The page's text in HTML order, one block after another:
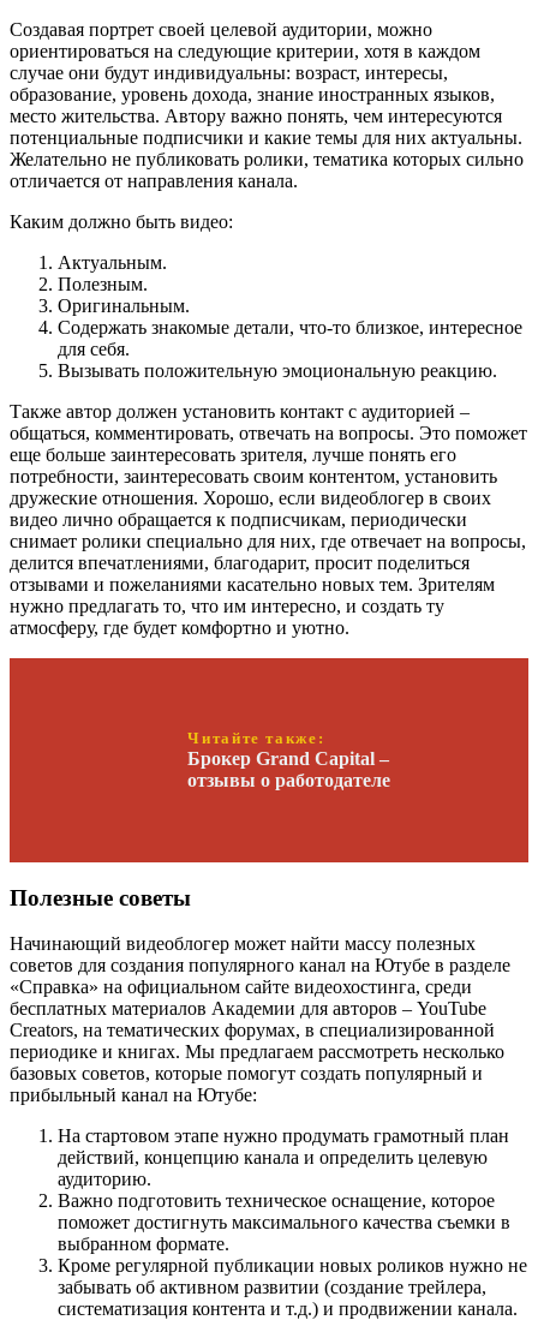
Создавая портрет своей целевой аудитории, можно
ориентироваться на следующие критерии, хотя в каждом
случае они будут индивидуальны: возраст, интересы,
образование, уровень дохода, знание иностранных языков,
место жительства. Автору важно понять, чем интересуются
потенциальные подписчики и какие темы для них актуальны.
Желательно не публиковать ролики, тематика которых сильно
отличается от направления канала.
Каким должно быть видео:
Актуальным.
Полезным.
Оригинальным.
Содержать знакомые детали, что-то близкое, интересное
для себя.
Вызывать положительную эмоциональную реакцию.
Также автор должен установить контакт с аудиторией –
общаться, комментировать, отвечать на вопросы. Это поможет
еще больше заинтересовать зрителя, лучше понять его
потребности, заинтересовать своим контентом, установить
дружеские отношения. Хорошо, если видеоблогер в своих
видео лично обращается к подписчикам, периодически
снимает ролики специально для них, где отвечает на вопросы,
делится впечатлениями, благодарит, просит поделиться
отзывами и пожеланиями касательно новых тем. Зрителям
нужно предлагать то, что им интересно, и создать ту
атмосферу, где будет комфортно и уютно.
Читайте также:
Брокер Grand Capital –
отзывы о работодателе
Полезные советы
Начинающий видеоблогер может найти массу полезных
советов для создания популярного канал на Ютубе в разделе
«Справка» на официальном сайте видеохостинга, среди
бесплатных материалов Академии для авторов – YouTube
Creators, на тематических форумах, в специализированной
периодике и книгах. Мы предлагаем рассмотреть несколько
базовых советов, которые помогут создать популярный и
прибыльный канал на Ютубе:
На стартовом этапе нужно продумать грамотный план
действий, концепцию канала и определить целевую
аудиторию.
Важно подготовить техническое оснащение, которое
поможет достигнуть максимального качества съемки в
выбранном формате.
Кроме регулярной публикации новых роликов нужно не
забывать об активном развитии (создание трейлера,
систематизация контента и т.д.) и продвижении канала.